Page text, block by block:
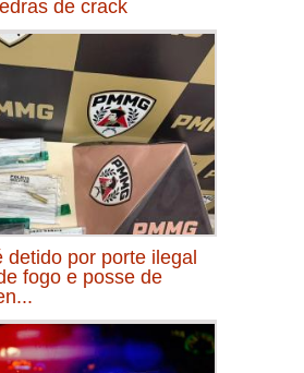
de crack
detido por porte ilegal
fogo e posse de